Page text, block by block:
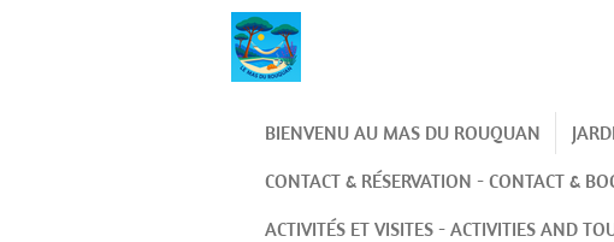
BIENVENU AU MAS DU ROUQUAN
CONTACT & RÉSERVATION - CONTACT &
ACTIVITÉS ET VISITES - ACTIVITIES AND